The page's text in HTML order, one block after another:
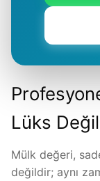
Lüks
Mülk değeri,
değildir; aynı